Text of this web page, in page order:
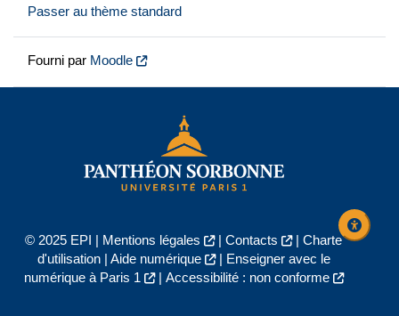
Passer au thème standard
Fourni par Moodle
© 2025 EPI | Mentions légales | Contacts | Charte
d'utilisation| Aide numérique |
Enseigner avec le
numérique à Paris 1
| Accessibilité : non conforme